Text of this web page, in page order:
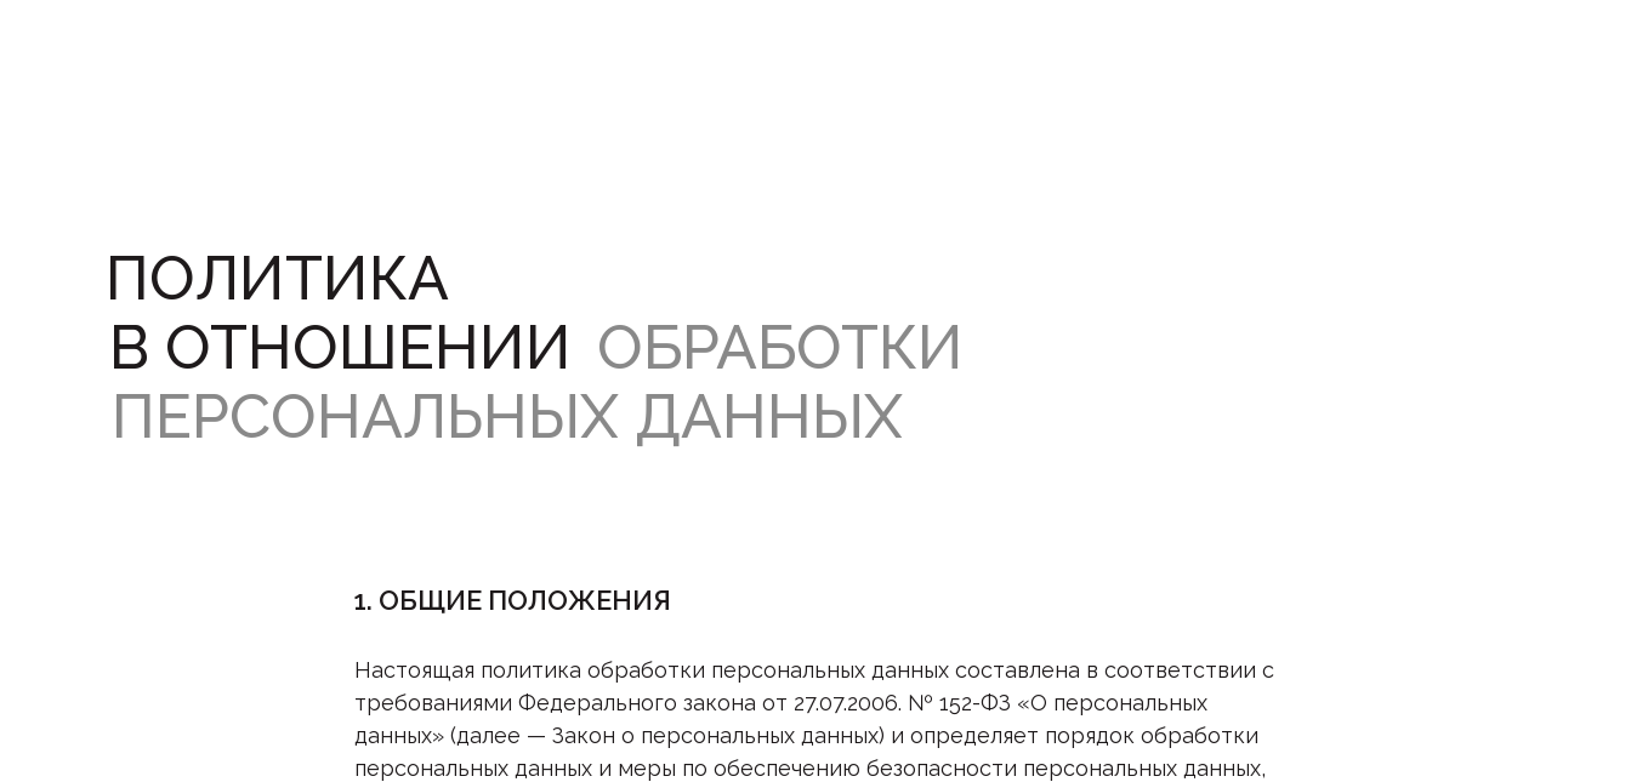
ПОЛИТИКА
В ОТНОШЕНИИ ОБРАБОТКИ
ПЕРСОНАЛЬНЫХ ДАННЫХ
1. ОБЩИЕ ПОЛОЖЕНИЯ
Настоящая политика обработки персональных данных составлена в соответствии с
требованиями Федерального закона от 27.07.2006. № 152-ФЗ «О персональных
данных» (далее — Закон о персональных данных) и определяет порядок обработки
персональных данных и меры по обеспечению безопасности персональных данных,